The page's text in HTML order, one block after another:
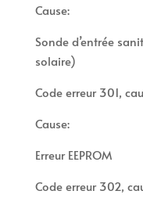
Cause:
Sonde d’entrée
solaire)
Code erreur 301,
Cause:
Erreur EEPROM
Code erreur 302,